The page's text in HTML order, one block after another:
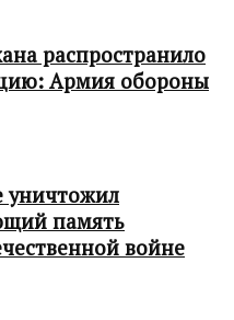
распространило
Армия обороны
уничтожил
память
войне